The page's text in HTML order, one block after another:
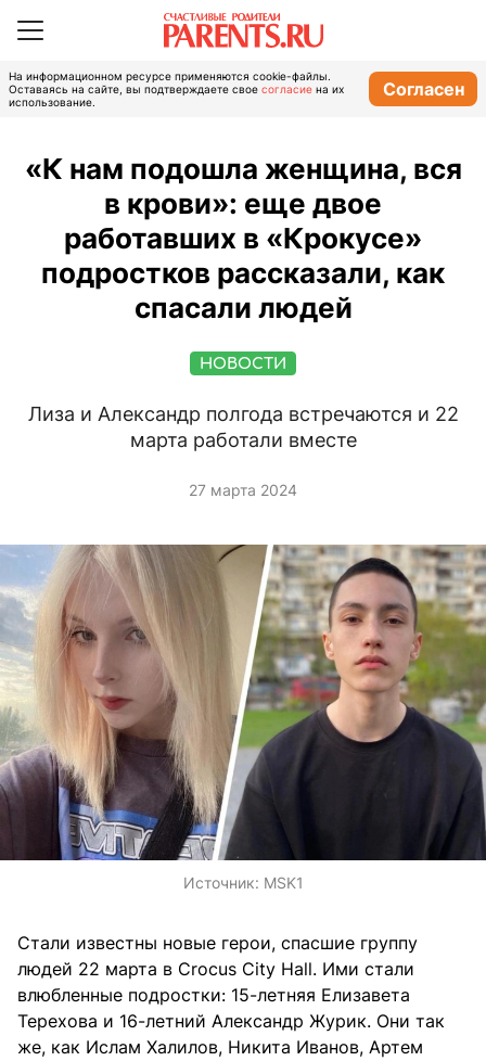
На информационном ресурсе применяются cookie-файлы.
Оставаясь на сайте, вы подтверждаете свое согласие на их
использование.
Согласен
«К нам подошла женщина, вся
в крови»: еще двое
работавших в «Крокусе»
подростков рассказали, как
спасали людей
НОВОСТИ
Лиза и Александр полгода встречаются и 22
марта работали вместе
27 марта 2024
Источник: MSK1
Стали известны новые герои, спасшие группу
людей 22 марта в Crocus City Hall. Ими стали
влюбленные подростки: 15-летняя Елизавета
Терехова и 16-летний Александр Журик. Они так
же, как Ислам Халилов, Никита Иванов, Артем